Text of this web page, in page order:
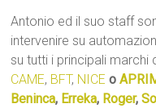
Antonio ed il suo staff
intervenire su
su tutti i principali marchi
CAME, BFT, NICE o
Beninca, Erreka, Roger,